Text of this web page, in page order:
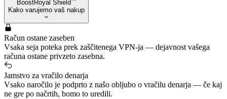
BoostRoyal Shield
Kako varujemo vaš nakup
Račun ostane zaseben
Vsaka seja poteka prek zaščitenega VPN-ja — dejavnost vašega
računa ostane privzeto zasebna.
Jamstvo za vračilo denarja
Vsako naročilo je podprto z našo obljubo o vračilu denarja — če kaj
ne gre po načrtih, bomo to uredili.